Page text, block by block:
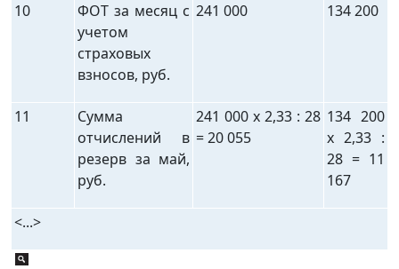
10
ФОТ за месяц с
учетом
страховых
взносов, руб.
241 000 134 200
11
Сумма
отчислений в
резерв за май,
руб.
241 000 x 2,33 : 28
= 20 055
134 200
x 2,33 :
28 = 11
167
<...>